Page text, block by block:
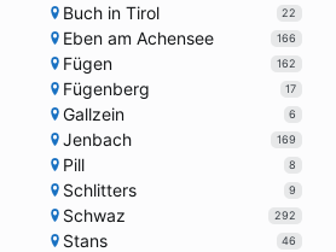
Buch in Tirol 22
Eben am Achensee 166
Fügen 162
Fügenberg 17
Gallzein 6
Jenbach 169
Pill 8
Schlitters 9
Schwaz 292
Stans 46